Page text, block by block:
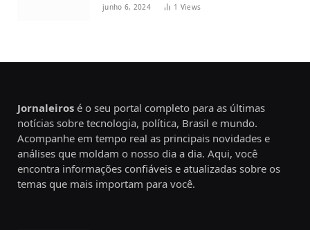
junho 6, 2024 1 Views
Jornaleiros é o seu portal completo para as últimas
notícias sobre tecnologia, política, Brasil e mundo.
Acompanhe em tempo real as principais novidades e
análises que moldam o nosso dia a dia. Aqui, você
encontra informações confiáveis e atualizadas sobre os
temas que mais importam para você.